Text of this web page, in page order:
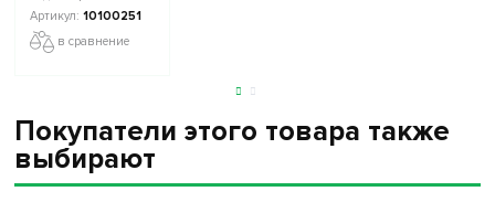
1010025110100251
в сравнение
Покупатели этого товара также
выбирают